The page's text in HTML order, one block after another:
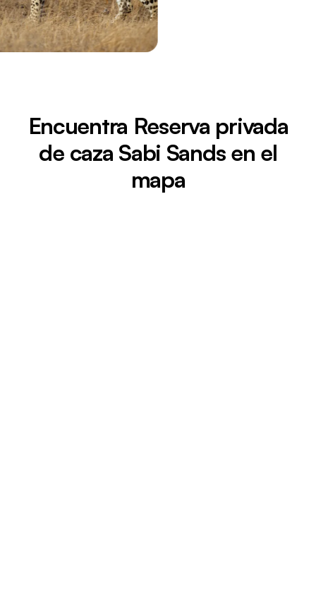
Encuentra Reserva privada
de caza Sabi Sands en el
mapa